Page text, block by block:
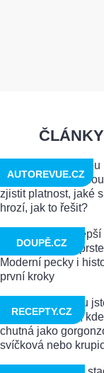
AUTOREVUE.CZ
DOUPĚ.CZ
RECEPTY.CZ